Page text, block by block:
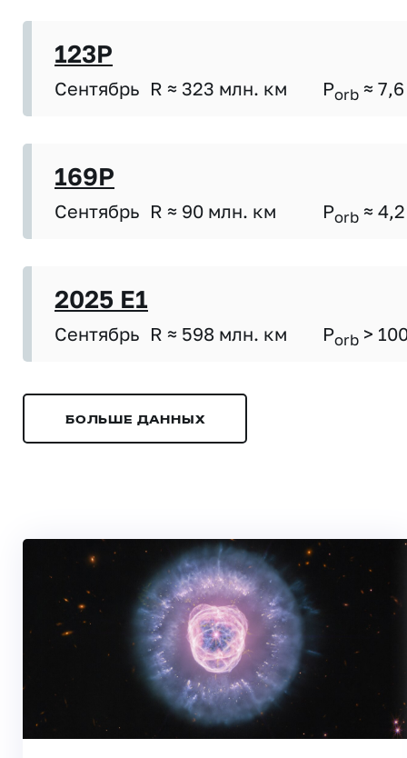
123P
Сентябрь R ≈ 323 млн. км Porb ≈ 7,6
169P
Сентябрь R ≈ 90 млн. км Porb ≈ 4,2
2025 E1
Сентябрь R ≈ 598 млн. км Porb >
БОЛЬШЕ ДАННЫХ